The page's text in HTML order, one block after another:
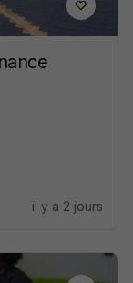
il y a 2 jours